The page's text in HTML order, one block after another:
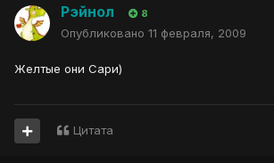
Рэйнол 8
Опубликовано 11 февраля, 2009
Желтые они Сари)
Цитата